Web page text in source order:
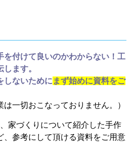
を付けて良いのかわからない！工
ます。
しないために まず始めに資料をご
は一切おこなっておりません。）
家づくりについて紹介した手作
、参考にして頂ける資料をご用意